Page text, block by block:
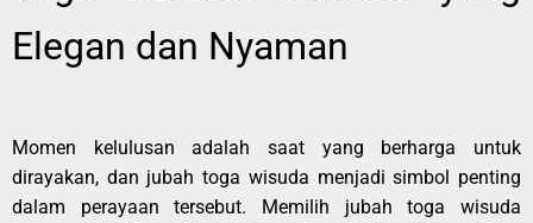
Elegan dan Nyaman
Momen kelulusan adalah saat yang berharga untuk
dirayakan, dan jubah toga wisuda menjadi simbol penting
dalam perayaan tersebut. Memilih jubah toga wisuda